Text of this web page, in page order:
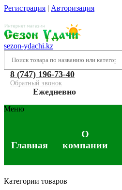
Регистрация | Авторизация
sezon-ydachi.kz
8 (747) 196-73-40
Обратный звонок
Ежедневно
Меню
Главная
О
компании
Категории товаров